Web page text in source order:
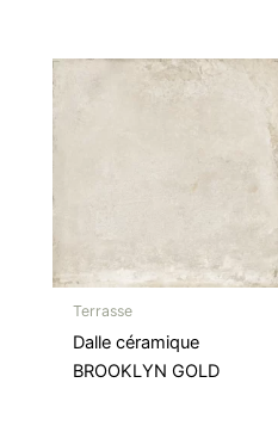
Terrasse
Dalle céramique
BROOKLYN GOLD